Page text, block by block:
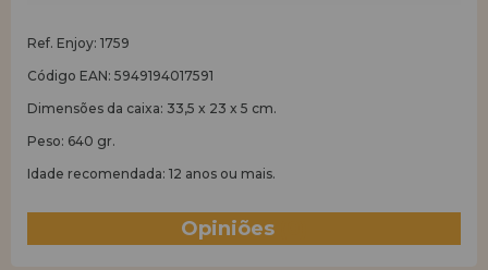
Ref. Enjoy: 1759
Código EAN: 5949194017591
Dimensões da caixa: 33,5 x 23 x 5 cm.
Peso: 640 gr.
Idade recomendada: 12 anos ou mais.
Opiniões